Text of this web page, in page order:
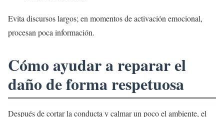
Evita discursos largos; en momentos de activación emocional,
procesan poca información.
Cómo ayudar a reparar el
daño de forma respetuosa
Después de cortar la conducta y calmar un poco el ambiente, el